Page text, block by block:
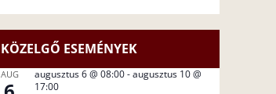
KÖZELGŐ ESEMÉNYEK
AUG augusztus 6 @ 08:00-augusztus 10 @
17:00